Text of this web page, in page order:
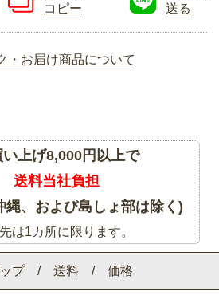
ップ / 送料 / 価格
コピー
送る
・お届け商品について
い上げ8,000円以上で
送料当社負担
縄、および島しょ部は除く)
は1カ所に限ります。